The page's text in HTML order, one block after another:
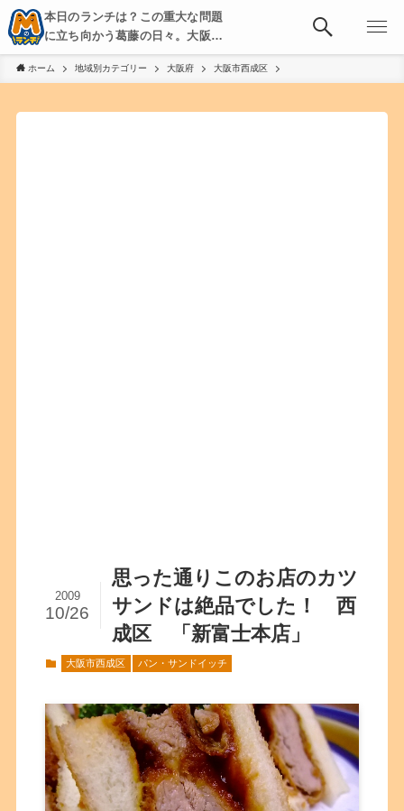
本日のランチは？この重大な問題
に立ち向かう葛藤の日々。大阪・
京都・神戸を中心とした食べ歩
き、飲み歩きを綴る。
ホーム 地域別カテゴリー 大阪府 大阪市西成区
思った通りこのお店のカツ
サンドは絶品でした！ 西
成区 「新富士本店」
2009
10/26
大阪市西成区 パン・サンドイッチ